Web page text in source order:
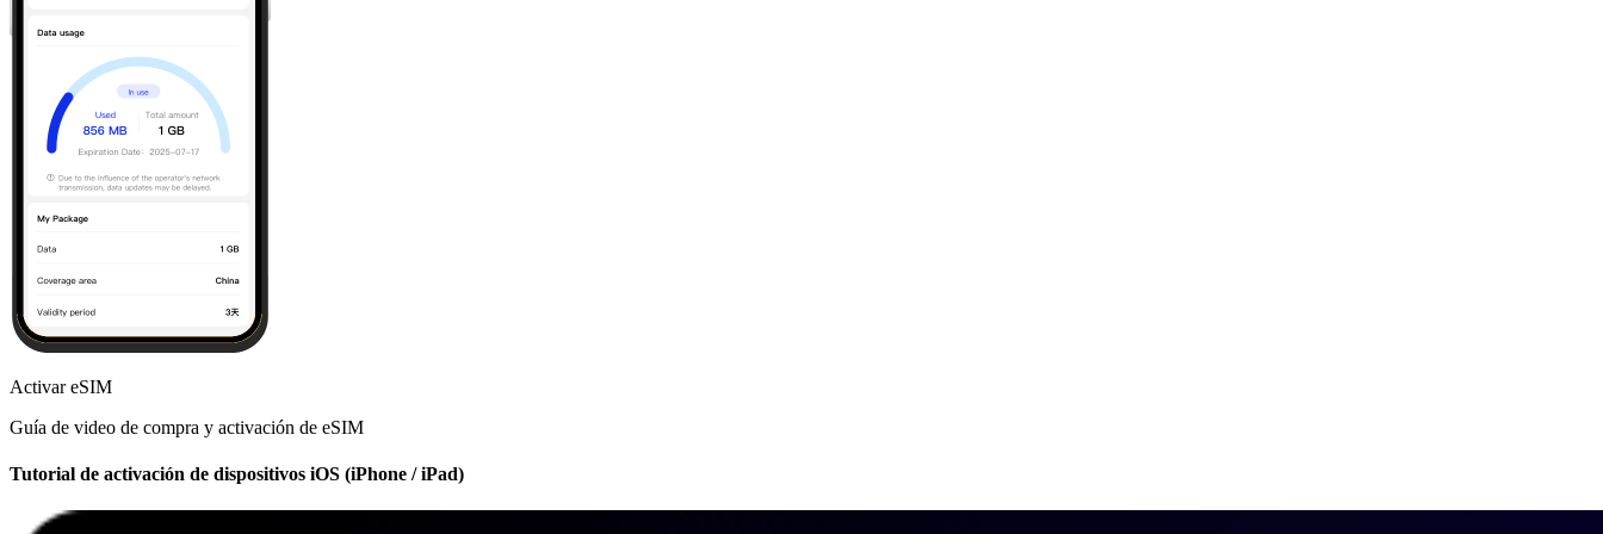
Activar eSIM
Guía de video de compra y activación de eSIM
Tutorial de activación de dispositivos iOS (iPhone / iPad)